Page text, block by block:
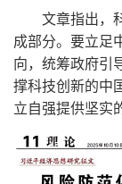
文章指出，
成部分。要立足
向，统筹政府引
撑科技创新的中
立自强提供坚实